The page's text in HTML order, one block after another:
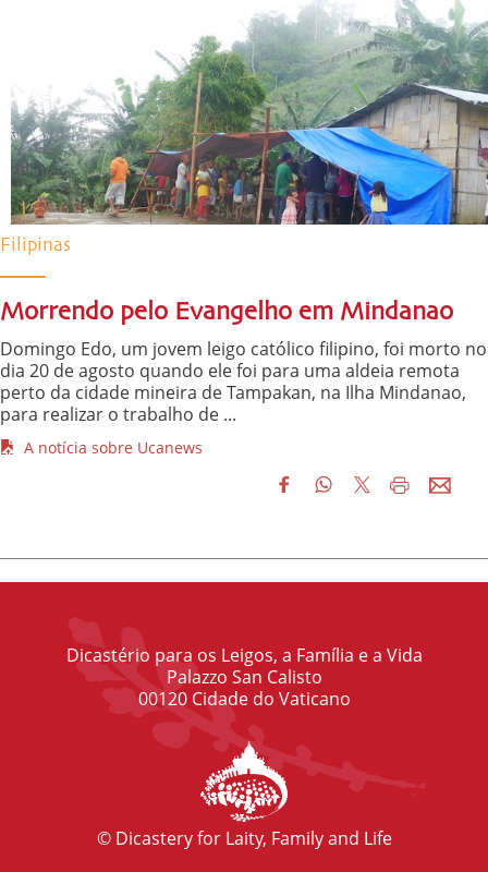
Filipinas
Morrendo pelo Evangelho em Mindanao
Domingo Edo, um jovem leigo católico filipino, foi morto no
dia 20 de agosto quando ele foi para uma aldeia remota
perto da cidade mineira de Tampakan, na Ilha Mindanao,
para realizar o trabalho de ...
A notícia sobre Ucanews
Dicastério para os Leigos, a Família e a Vida
Palazzo San Calisto
00120 Cidade do Vaticano
© Dicastery for Laity, Family and Life